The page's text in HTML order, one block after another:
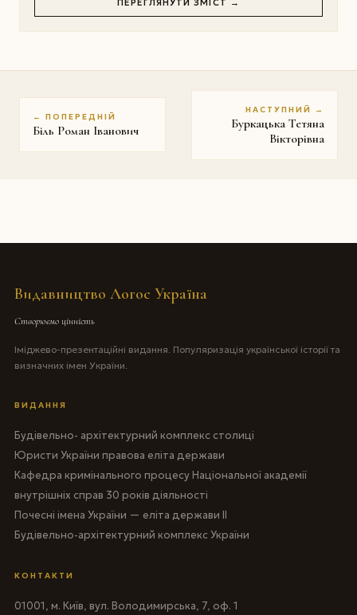
ПЕРЕГЛЯНУТИ ЗМІСТ →
← ПОПЕРЕДНІЙ
Біль Роман Іванович
НАСТУПНИЙ →
Буркацька Тетяна
Вікторівна
Видавництво Логос Україна
Створюємо цінність
Іміджево-презентаційні видання. Популяризація української історії та
визначних імен України.
ВИДАННЯ
Будівельно- архітектурний комплекс столиці
Юристи України правова еліта держави
Кафедра кримінального процесу Національної академії
внутрішніх справ 30 років діяльності
Почесні імена України — еліта держави II
Будівельно-архітектурний комплекс України
КОНТАКТИ
01001, м. Київ, вул. Володимирська, 7, оф. 1